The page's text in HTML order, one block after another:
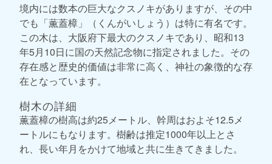
境内には数本の巨大なクスノキがありますが、その中
でも「薫蓋樟」（くんがいしょう）は特に有名です。
この木は、大阪府下最大のクスノキであり、昭和13
年5月10日に国の天然記念物に指定されました。その
存在感と歴史的価値は非常に高く、神社の象徴的な存
在となっています。
樹木の詳細
薫蓋樟の樹高は約25メートル、幹周はおよそ12.5メ
ートルにもなります。樹齢は推定1000年以上とさ
れ、長い年月をかけて地域と共に生きてきました。